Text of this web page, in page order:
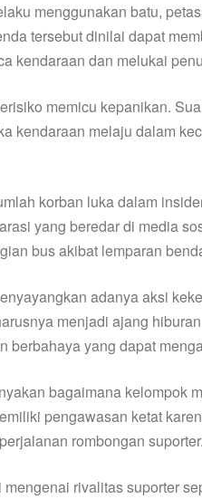
menggunakan batu,
tersebut dinilai dapat
kendaraan dan melukai
memicu kepanikan.
kendaraan melaju dalam
korban luka dalam
yang beredar di media
bus akibat lemparan
adanya aksi
menjadi ajang
yang dapat
bagaimana kelompok
pengawasan ketat
rombongan suporter.
rivalitas suporter